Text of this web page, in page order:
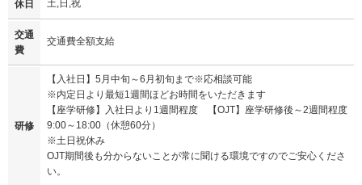
休日 土,日,祝
交通
費
交通費全額支給
研修
【入社日】5月中旬～6月初旬まで※応相談可能
※内定日より最短1週間ほどお時間をいただきます
【座学研修】入社日より1週間程度 【OJT】座学研修後～2週間程度
9:00～18:00（休憩60分）
※土日祝休み
OJT期間後も分からないことが常に聞ける環境ですのでご安心くださ
い。